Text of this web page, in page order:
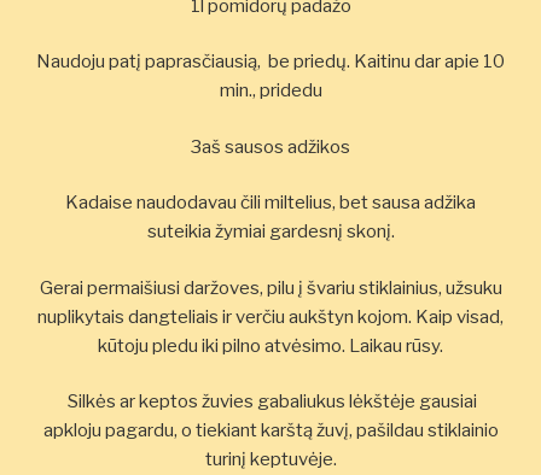
1l pomidorų padažo
Naudoju patį paprasčiausią, be priedų. Kaitinu dar apie 10
min., pridedu
3aš sausos adžikos
Kadaise naudodavau čili miltelius, bet sausa adžika
suteikia žymiai gardesnį skonį.
Gerai permaišiusi daržoves, pilu į švariu stiklainius, užsuku
nuplikytais dangteliais ir verčiu aukštyn kojom. Kaip visad,
kūtoju pledu iki pilno atvėsimo. Laikau rūsy.
Silkės ar keptos žuvies gabaliukus lėkštėje gausiai
apkloju pagardu, o tiekiant karštą žuvį, pašildau stiklainio
turinį keptuvėje.